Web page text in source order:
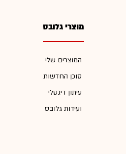
מוצרי גלובס
המוצרים שלי
סוכן החדשות
עיתון דיגטלי
ועידות גלובס